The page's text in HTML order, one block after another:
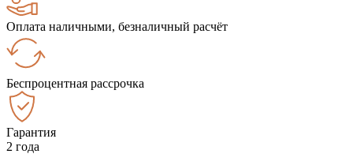
Оплата наличными, безналичный расчёт
Беспроцентная рассрочка
Гарантия
2 года